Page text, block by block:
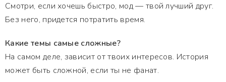
Смотри, если хочешь быстро, мод — твой лучший друг.
Без него, придется потратить время.
Какие темы самые сложные?
На самом деле, зависит от твоих интересов. История
может быть сложной, если ты не фанат.